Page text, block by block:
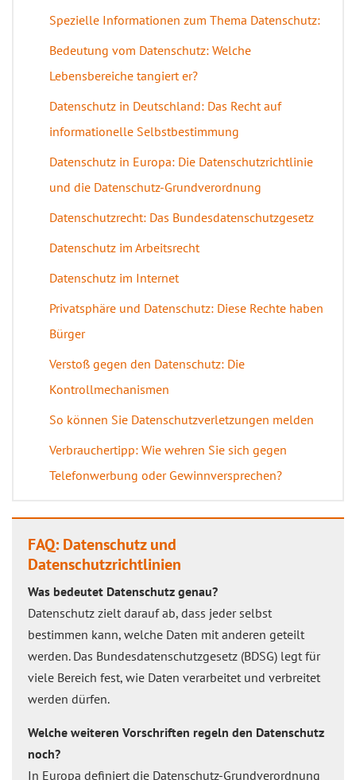
Spezielle Informationen zum Thema Datenschutz:
Bedeutung vom Datenschutz: Welche
Lebensbereiche tangiert er?
Datenschutz in Deutschland: Das Recht auf
informationelle Selbstbestimmung
Datenschutz in Europa: Die Datenschutzrichtlinie
und die Datenschutz-Grundverordnung
Datenschutzrecht: Das Bundesdatenschutzgesetz
Datenschutz im Arbeitsrecht
Datenschutz im Internet
Privatsphäre und Datenschutz: Diese Rechte haben
Bürger
Verstoß gegen den Datenschutz: Die
Kontrollmechanismen
So können Sie Datenschutzverletzungen melden
Verbrauchertipp: Wie wehren Sie sich gegen
Telefonwerbung oder Gewinnversprechen?
FAQ: Datenschutz und
Datenschutzrichtlinien
Was bedeutet Datenschutz genau?
Datenschutz zielt darauf ab, dass jeder selbst
bestimmen kann, welche Daten mit anderen geteilt
werden. Das Bundesdatenschutzgesetz (BDSG) legt für
viele Bereich fest, wie Daten verarbeitet und verbreitet
werden dürfen.
Welche weiteren Vorschriften regeln den Datenschutz
noch?
In Europa definiert die Datenschutz-Grundverordnung